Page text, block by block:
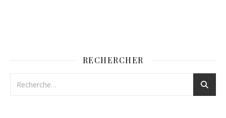
RECHERCHER